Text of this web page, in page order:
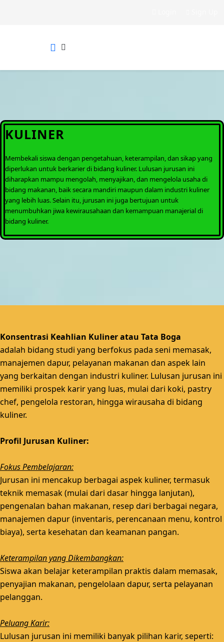
KULINER
Membekali siswa dengan pengetahuan, keterampilan, dan sikap yang
diperlukan untuk berkarier di bidang kuliner. Lulusan jurusan ini
diharapkan mampu mengolah, menyajikan, dan mengelola usaha di
bidang makanan, baik secara mandiri maupun dalam industri kuliner
yang lebih luas.Selain itu, jurusan ini juga bertujuan untuk
menumbuhkan jiwa kewirausahaan dan kemampuan manajerial di
bidang kuliner.
Konsentrasi Keahlian Kuliner atau Tata Boga
adalah bidang studi yang berfokus pada seni memasak,
manajemen dapur, pelayanan makanan dan aspek lain
yang berkaitan dengan industri kuliner. Lulusan jurusan ini
memiliki prospek karir yang luas, mulai dari koki, pastry
chef, pengelola restoran, hingga wirausaha di bidang
kuliner.
Profil Jurusan Kuliner:
Fokus Pembelajaran:
Jurusan ini mencakup berbagai aspek kuliner, termasuk
teknik memasak (mulai dari dasar hingga lanjutan),
pengenalan bahan makanan, resep dari berbagai negara,
manajemen dapur (inventaris, perencanaan menu, kontrol
biaya), serta kesehatan dan keamanan pangan.
Keterampilan yang Dikembangkan:
Siswa akan belajar keterampilan praktis dalam memasak,
penyajian makanan, pengelolaan dapur, serta pelayanan
pelanggan.
Peluang Karir:
Lulusan jurusan ini memiliki banyak pilihan karir, seperti: